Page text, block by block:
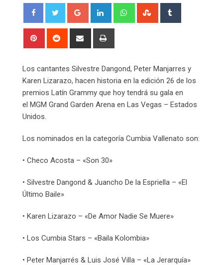
Google+ LinkedIn WhatsappStumbleUpon
Pinterest Reddit
Share
Los cantantes Silvestre Dangond, Peter Manjarres y
Karen Lizarazo, hacen historia en la edición 26 de los
premios Latín Grammy que hoy tendrá su gala en
el MGM Grand Garden Arena en Las Vegas – Estados
Unidos.
Los nominados en la categoría Cumbia Vallenato son:
• Checo Acosta – «Son 30»
• Silvestre Dangond & Juancho De la Espriella – «El
Último Baile»
• Karen Lizarazo – «De Amor Nadie Se Muere»
• Los Cumbia Stars – «Baila Kolombia»
• Peter Manjarrés & Luis José Villa – «La Jerarquía»